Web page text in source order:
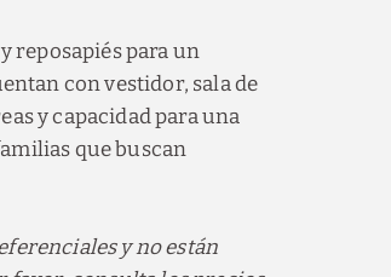
reposapiés para un
con vestidor, sala de
y capacidad para una
que buscan
y no están